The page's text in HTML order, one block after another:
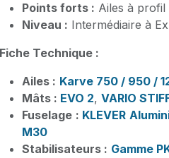
Points forts : Ailes à profil
Niveau : Intermédiaire à
Fiche Technique :
Ailes : Karve 750 / 950 /
Mâts : EVO 2, VARIO
Fuselage : KLEVER
M30
Stabilisateurs : Gamme